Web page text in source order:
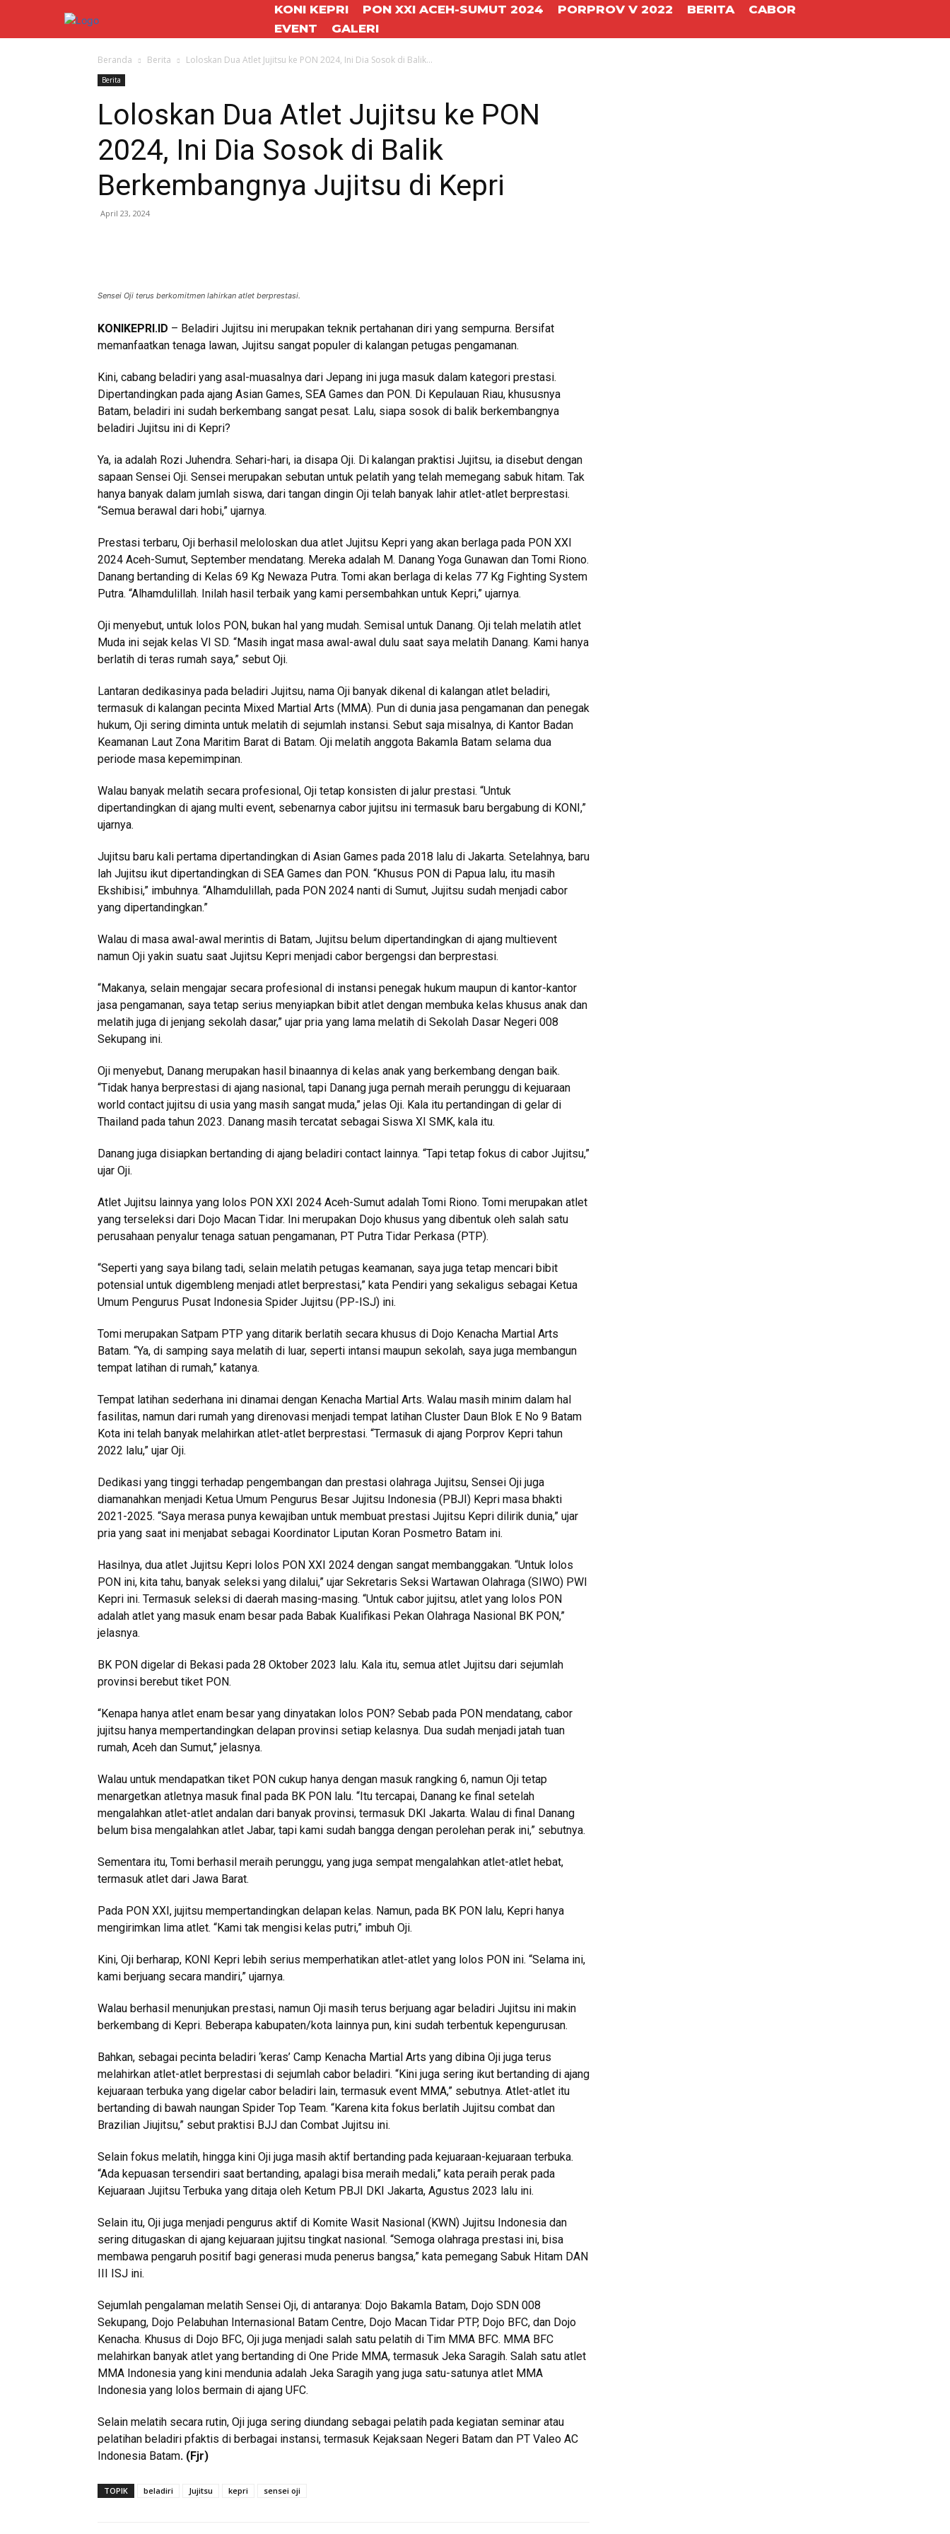
KONI KEPRI PON XXI ACEH-SUMUT 2024 PORPROV V 2022 BERITA
CABOR
EVENT
GALERI
Beranda Berita Loloskan Dua Atlet Jujitsu ke PON 2024, Ini Dia Sosok di Balik...
Berita
Loloskan Dua Atlet Jujitsu ke PON
2024, Ini Dia Sosok di Balik
Berkembangnya Jujitsu di Kepri
April 23, 2024
Sensei Oji terus berkomitmen lahirkan atlet berprestasi.
KONIKEPRI.ID – Beladiri Jujitsu ini merupakan teknik pertahanan diri yang sempurna. Bersifat
memanfaatkan tenaga lawan, Jujitsu sangat populer di kalangan petugas pengamanan.
Kini, cabang beladiri yang asal-muasalnya dari Jepang ini juga masuk dalam kategori prestasi.
Dipertandingkan pada ajang Asian Games, SEA Games dan PON. Di Kepulauan Riau, khususnya
Batam, beladiri ini sudah berkembang sangat pesat. Lalu, siapa sosok di balik berkembangnya
beladiri Jujitsu ini di Kepri?
Ya, ia adalah Rozi Juhendra. Sehari-hari, ia disapa Oji. Di kalangan praktisi Jujitsu, ia disebut dengan
sapaan Sensei Oji. Sensei merupakan sebutan untuk pelatih yang telah memegang sabuk hitam. Tak
hanya banyak dalam jumlah siswa, dari tangan dingin Oji telah banyak lahir atlet-atlet berprestasi.
“Semua berawal dari hobi,” ujarnya.
Prestasi terbaru, Oji berhasil meloloskan dua atlet Jujitsu Kepri yang akan berlaga pada PON XXI
2024 Aceh-Sumut, September mendatang. Mereka adalah M. Danang Yoga Gunawan dan Tomi Riono.
Danang bertanding di Kelas 69 Kg Newaza Putra. Tomi akan berlaga di kelas 77 Kg Fighting System
Putra. “Alhamdulillah. Inilah hasil terbaik yang kami persembahkan untuk Kepri,” ujarnya.
Oji menyebut, untuk lolos PON, bukan hal yang mudah. Semisal untuk Danang. Oji telah melatih atlet
Muda ini sejak kelas VI SD. “Masih ingat masa awal-awal dulu saat saya melatih Danang. Kami hanya
berlatih di teras rumah saya,” sebut Oji.
Lantaran dedikasinya pada beladiri Jujitsu, nama Oji banyak dikenal di kalangan atlet beladiri,
termasuk di kalangan pecinta Mixed Martial Arts (MMA). Pun di dunia jasa pengamanan dan penegak
hukum, Oji sering diminta untuk melatih di sejumlah instansi. Sebut saja misalnya, di Kantor Badan
Keamanan Laut Zona Maritim Barat di Batam. Oji melatih anggota Bakamla Batam selama dua
periode masa kepemimpinan.
Walau banyak melatih secara profesional, Oji tetap konsisten di jalur prestasi. “Untuk
dipertandingkan di ajang multi event, sebenarnya cabor jujitsu ini termasuk baru bergabung di KONI,”
ujarnya.
Jujitsu baru kali pertama dipertandingkan di Asian Games pada 2018 lalu di Jakarta. Setelahnya, baru
lah Jujitsu ikut dipertandingkan di SEA Games dan PON. “Khusus PON di Papua lalu, itu masih
Ekshibisi,” imbuhnya. “Alhamdulillah, pada PON 2024 nanti di Sumut, Jujitsu sudah menjadi cabor
yang dipertandingkan.”
Walau di masa awal-awal merintis di Batam, Jujitsu belum dipertandingkan di ajang multievent
namun Oji yakin suatu saat Jujitsu Kepri menjadi cabor bergengsi dan berprestasi.
“Makanya, selain mengajar secara profesional di instansi penegak hukum maupun di kantor-kantor
jasa pengamanan, saya tetap serius menyiapkan bibit atlet dengan membuka kelas khusus anak dan
melatih juga di jenjang sekolah dasar,” ujar pria yang lama melatih di Sekolah Dasar Negeri 008
Sekupang ini.
Oji menyebut, Danang merupakan hasil binaannya di kelas anak yang berkembang dengan baik.
“Tidak hanya berprestasi di ajang nasional, tapi Danang juga pernah meraih perunggu di kejuaraan
world contact jujitsu di usia yang masih sangat muda,” jelas Oji. Kala itu pertandingan di gelar di
Thailand pada tahun 2023. Danang masih tercatat sebagai Siswa XI SMK, kala itu.
Danang juga disiapkan bertanding di ajang beladiri contact lainnya. “Tapi tetap fokus di cabor Jujitsu,”
ujar Oji.
Atlet Jujitsu lainnya yang lolos PON XXI 2024 Aceh-Sumut adalah Tomi Riono. Tomi merupakan atlet
yang terseleksi dari Dojo Macan Tidar. Ini merupakan Dojo khusus yang dibentuk oleh salah satu
perusahaan penyalur tenaga satuan pengamanan, PT Putra Tidar Perkasa (PTP).
“Seperti yang saya bilang tadi, selain melatih petugas keamanan, saya juga tetap mencari bibit
potensial untuk digembleng menjadi atlet berprestasi,” kata Pendiri yang sekaligus sebagai Ketua
Umum Pengurus Pusat Indonesia Spider Jujitsu (PP-ISJ) ini.
Tomi merupakan Satpam PTP yang ditarik berlatih secara khusus di Dojo Kenacha Martial Arts
Batam. “Ya, di samping saya melatih di luar, seperti intansi maupun sekolah, saya juga membangun
tempat latihan di rumah,” katanya.
Tempat latihan sederhana ini dinamai dengan Kenacha Martial Arts. Walau masih minim dalam hal
fasilitas, namun dari rumah yang direnovasi menjadi tempat latihan Cluster Daun Blok E No 9 Batam
Kota ini telah banyak melahirkan atlet-atlet berprestasi. “Termasuk di ajang Porprov Kepri tahun
2022 lalu,” ujar Oji.
Dedikasi yang tinggi terhadap pengembangan dan prestasi olahraga Jujitsu, Sensei Oji juga
diamanahkan menjadi Ketua Umum Pengurus Besar Jujitsu Indonesia (PBJI) Kepri masa bhakti
2021-2025. “Saya merasa punya kewajiban untuk membuat prestasi Jujitsu Kepri dilirik dunia,” ujar
pria yang saat ini menjabat sebagai Koordinator Liputan Koran Posmetro Batam ini.
Hasilnya, dua atlet Jujitsu Kepri lolos PON XXI 2024 dengan sangat membanggakan. “Untuk lolos
PON ini, kita tahu, banyak seleksi yang dilalui,” ujar Sekretaris Seksi Wartawan Olahraga (SIWO) PWI
Kepri ini. Termasuk seleksi di daerah masing-masing. “Untuk cabor jujitsu, atlet yang lolos PON
adalah atlet yang masuk enam besar pada Babak Kualifikasi Pekan Olahraga Nasional BK PON,”
jelasnya.
BK PON digelar di Bekasi pada 28 Oktober 2023 lalu. Kala itu, semua atlet Jujitsu dari sejumlah
provinsi berebut tiket PON.
“Kenapa hanya atlet enam besar yang dinyatakan lolos PON? Sebab pada PON mendatang, cabor
jujitsu hanya mempertandingkan delapan provinsi setiap kelasnya. Dua sudah menjadi jatah tuan
rumah, Aceh dan Sumut,” jelasnya.
Walau untuk mendapatkan tiket PON cukup hanya dengan masuk rangking 6, namun Oji tetap
menargetkan atletnya masuk final pada BK PON lalu. “Itu tercapai, Danang ke final setelah
mengalahkan atlet-atlet andalan dari banyak provinsi, termasuk DKI Jakarta. Walau di final Danang
belum bisa mengalahkan atlet Jabar, tapi kami sudah bangga dengan perolehan perak ini,” sebutnya.
Sementara itu, Tomi berhasil meraih perunggu, yang juga sempat mengalahkan atlet-atlet hebat,
termasuk atlet dari Jawa Barat.
Pada PON XXI, jujitsu mempertandingkan delapan kelas. Namun, pada BK PON lalu, Kepri hanya
mengirimkan lima atlet. “Kami tak mengisi kelas putri,” imbuh Oji.
Kini, Oji berharap, KONI Kepri lebih serius memperhatikan atlet-atlet yang lolos PON ini. “Selama ini,
kami berjuang secara mandiri,” ujarnya.
Walau berhasil menunjukan prestasi, namun Oji masih terus berjuang agar beladiri Jujitsu ini makin
berkembang di Kepri. Beberapa kabupaten/kota lainnya pun, kini sudah terbentuk kepengurusan.
Bahkan, sebagai pecinta beladiri ‘keras’ Camp Kenacha Martial Arts yang dibina Oji juga terus
melahirkan atlet-atlet berprestasi di sejumlah cabor beladiri. “Kini juga sering ikut bertanding di ajang
kejuaraan terbuka yang digelar cabor beladiri lain, termasuk event MMA,” sebutnya. Atlet-atlet itu
bertanding di bawah naungan Spider Top Team. “Karena kita fokus berlatih Jujitsu combat dan
Brazilian Jiujitsu,” sebut praktisi BJJ dan Combat Jujitsu ini.
Selain fokus melatih, hingga kini Oji juga masih aktif bertanding pada kejuaraan-kejuaraan terbuka.
“Ada kepuasan tersendiri saat bertanding, apalagi bisa meraih medali,” kata peraih perak pada
Kejuaraan Jujitsu Terbuka yang ditaja oleh Ketum PBJI DKI Jakarta, Agustus 2023 lalu ini.
Selain itu, Oji juga menjadi pengurus aktif di Komite Wasit Nasional (KWN) Jujitsu Indonesia dan
sering ditugaskan di ajang kejuaraan jujitsu tingkat nasional. “Semoga olahraga prestasi ini, bisa
membawa pengaruh positif bagi generasi muda penerus bangsa,” kata pemegang Sabuk Hitam DAN
III ISJ ini.
Sejumlah pengalaman melatih Sensei Oji, di antaranya: Dojo Bakamla Batam, Dojo SDN 008
Sekupang, Dojo Pelabuhan Internasional Batam Centre, Dojo Macan Tidar PTP, Dojo BFC, dan Dojo
Kenacha. Khusus di Dojo BFC, Oji juga menjadi salah satu pelatih di Tim MMA BFC. MMA BFC
melahirkan banyak atlet yang bertanding di One Pride MMA, termasuk Jeka Saragih. Salah satu atlet
MMA Indonesia yang kini mendunia adalah Jeka Saragih yang juga satu-satunya atlet MMA
Indonesia yang lolos bermain di ajang UFC.
Selain melatih secara rutin, Oji juga sering diundang sebagai pelatih pada kegiatan seminar atau
pelatihan beladiri pfaktis di berbagai instansi, termasuk Kejaksaan Negeri Batam dan PT Valeo AC
Indonesia Batam. (Fjr)
TOPIK beladiri Jujitsu kepri sensei oji